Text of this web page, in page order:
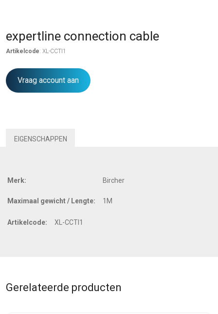
expertline connection cable
Artikelcode: XL-CCTI1
Vraag account aan
EIGENSCHAPPEN
Merk: Bircher
Maximaal gewicht / Lengte: 1M
Artikelcode: XL-CCTI1
Gerelateerde producten